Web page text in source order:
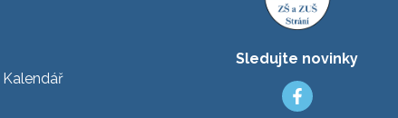
Kalendář
Sledujte novinky